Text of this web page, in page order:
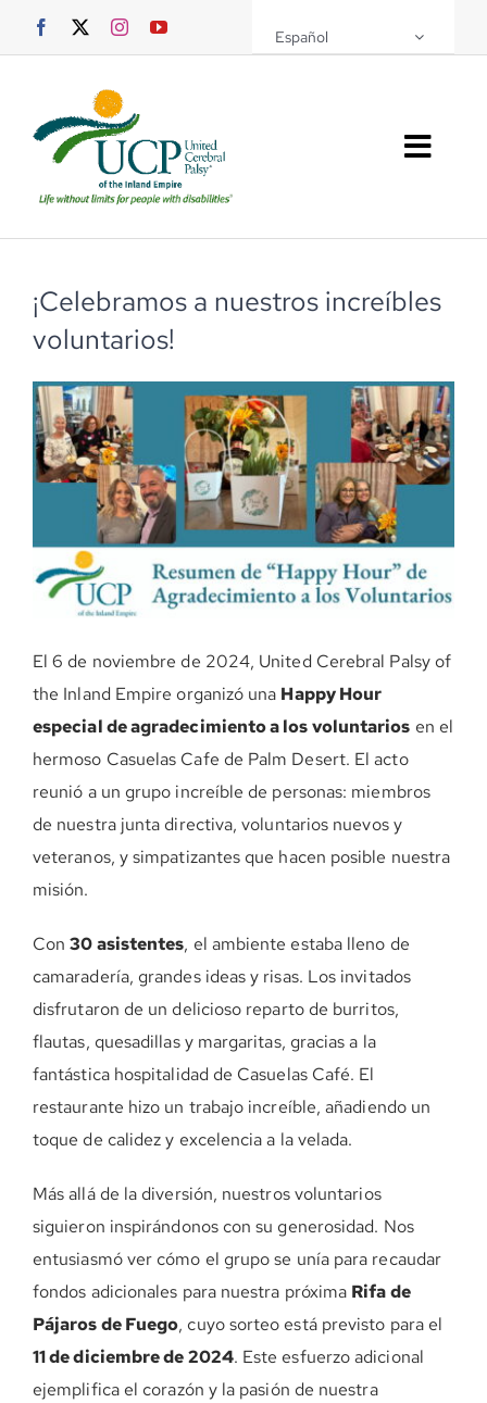
Saltar
Español
Eventos
Soporte UCPIE
Recursos
DONE AHORA
¡Celebramos a nuestros increíbles
voluntarios!
El 6 de noviembre de 2024, United Cerebral Palsy of
the Inland Empire organizó una Happy Hour
especial de agradecimiento a los voluntarios en el
hermoso Casuelas Cafe de Palm Desert. El acto
reunió a un grupo increíble de personas: miembros
de nuestra junta directiva, voluntarios nuevos y
veteranos, y simpatizantes que hacen posible nuestra
misión.
Con30 asistentes, el ambiente estaba lleno de
camaradería, grandes ideas y risas. Los invitados
disfrutaron de un delicioso reparto de burritos,
flautas, quesadillas y margaritas, gracias a la
fantástica hospitalidad de Casuelas Café. El
restaurante hizo un trabajo increíble, añadiendo un
toque de calidez y excelencia a la velada.
Más allá de la diversión, nuestros voluntarios
siguieron inspirándonos con su generosidad. Nos
entusiasmó ver cómo el grupo se unía para recaudar
fondos adicionales para nuestra próxima Rifa de
Pájaros de Fuego, cuyo sorteo está previsto para el
11 de diciembre de 2024. Este esfuerzo adicional
ejemplifica el corazón y la pasión de nuestra